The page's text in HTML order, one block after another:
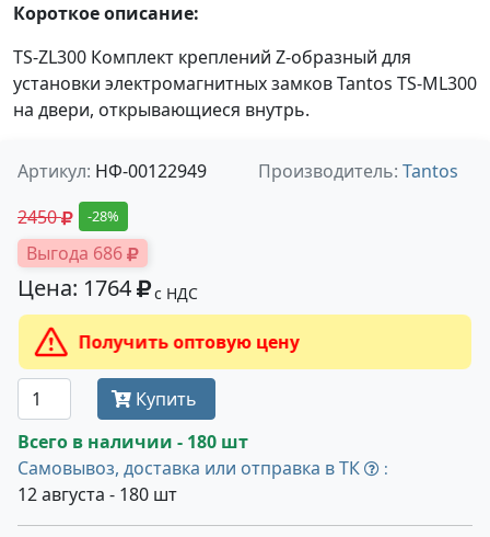
Короткое описание:
TS-ZL300 Комплект креплений Z-образный для
установки электромагнитных замков Tantos TS-ML300
на двери, открывающиеся внутрь.
Артикул: НФ-00122949 Производитель: Tantos
2450
-28%
Выгода 686
Цена: 1764 с НДС
Получить оптовую цену
Купить
Всего в наличии - 180 шт
Самовывоз, доставка или отправка в ТК
:
12 августа - 180 шт